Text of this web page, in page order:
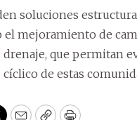
soluciones
el mejoramiento de
drenaje, que permitan
de estas